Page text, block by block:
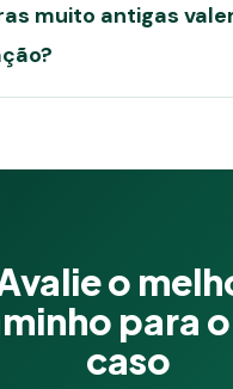
muito antigas
o
para o
caso